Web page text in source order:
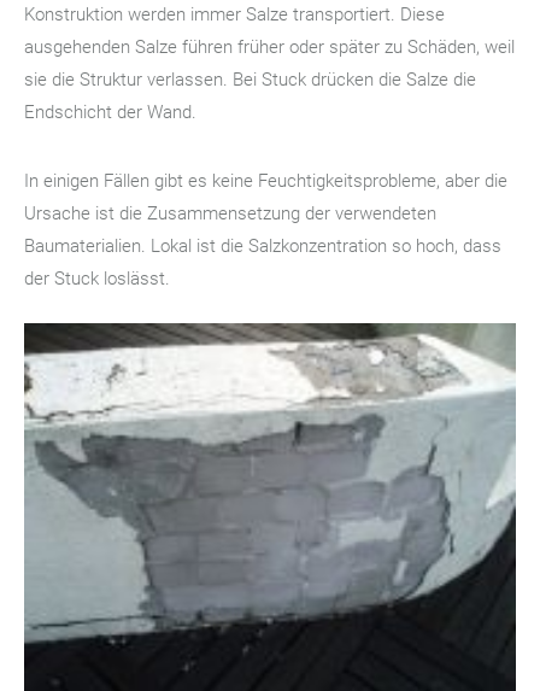
Konstruktion werden immer Salze transportiert. Diese
ausgehenden Salze führen früher oder später zu Schäden, weil
sie die Struktur verlassen. Bei Stuck drücken die Salze die
Endschicht der Wand.
In einigen Fällen gibt es keine Feuchtigkeitsprobleme, aber die
Ursache ist die Zusammensetzung der verwendeten
Baumaterialien. Lokal ist die Salzkonzentration so hoch, dass
der Stuck loslässt.